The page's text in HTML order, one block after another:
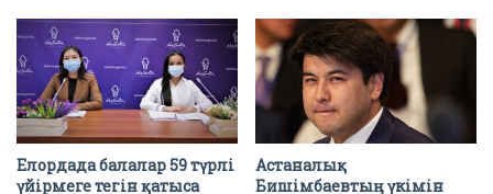
Елордада балалар 59 түрлі
үйірмеге тегін қатыса
Астаналық
Бишімбаевтың үкімін